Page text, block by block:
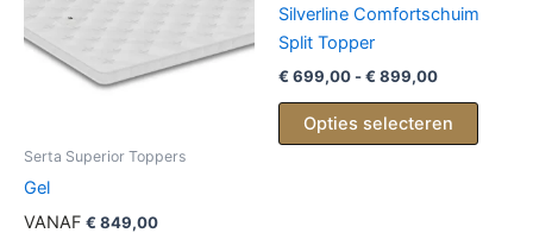
kan
Serta Superior Toppers
Gel
VANAF € 849,00
Silverline Comfortschuim
Split Topper
€ 699,00 -€ 899,00Prijsklasse:
€ 899,00
Opties selecteren
Dit